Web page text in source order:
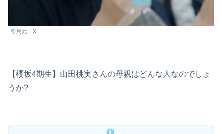
引用元：X
【櫻坂4期生】山田桃実さんの母親はどんな人なのでしょ
うか?